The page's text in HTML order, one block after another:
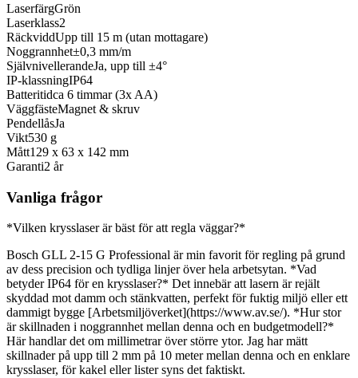
LaserfärgGrön
Laserklass2
RäckviddUpp till 15 m (utan mottagare)
Noggrannhet±0,3 mm/m
SjälvnivellerandeJa, upp till ±4°
IP-klassningIP64
Batteritidca 6 timmar (3x AA)
VäggfästeMagnet & skruv
PendellåsJa
Vikt530 g
Mått129 x 63 x 142 mm
Garanti2 år
Vanliga frågor
*Vilken krysslaser är bäst för att regla väggar?*
Bosch GLL 2-15 G Professional är min favorit för regling på grund
av dess precision och tydliga linjer över hela arbetsytan. *Vad
betyder IP64 för en krysslaser?* Det innebär att lasern är rejält
skyddad mot damm och stänkvatten, perfekt för fuktig miljö eller ett
dammigt bygge [Arbetsmiljöverket](https://www.av.se/). *Hur stor
är skillnaden i noggrannhet mellan denna och en budgetmodell?*
Här handlar det om millimetrar över större ytor. Jag har mätt
skillnader på upp till 2 mm på 10 meter mellan denna och en enklare
krysslaser, för kakel eller lister syns det faktiskt.